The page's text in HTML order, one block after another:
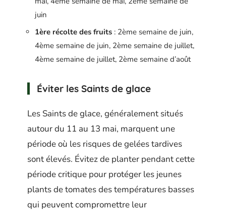
juin
1ère récolte des fruits : 2ème semaine de juin,
4ème semaine de juin, 2ème semaine de juillet,
4ème semaine de juillet, 2ème semaine d’août
Éviter les Saints de glace
Les Saints de glace, généralement situés
autour du 11 au 13 mai, marquent une
période où les risques de gelées tardives
sont élevés. Évitez de planter pendant cette
période critique pour protéger les jeunes
plants de tomates des températures basses
qui peuvent compromettre leur